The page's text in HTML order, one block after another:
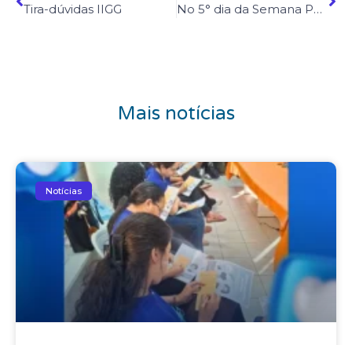
Tira-dúvidas IIGG No 5° dia da Semana Pedagógica do IIGG, o tema trabalhado foi sobre: “Diagnósticos da infância e processos inclusivos”
Mais notícias
Notícias